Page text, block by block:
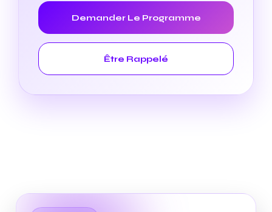
Demander Le Programme
Être Rappelé